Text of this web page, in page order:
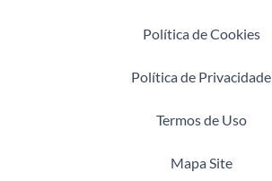
Política de Cookies
Política de Privacidade
Termos de Uso
Mapa Site